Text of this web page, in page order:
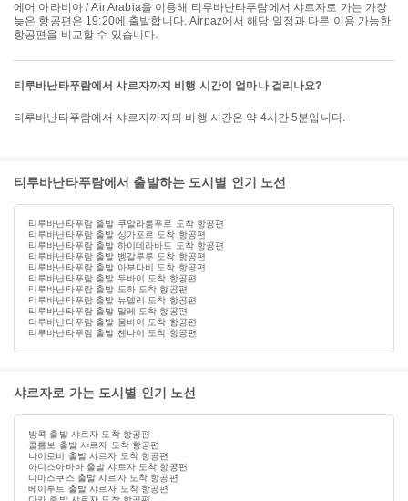
에어 아라비아 / Air Arabia을 이용해 티루바난타푸람에서 샤르자로 가는 가장
늦은 항공편은 19:20에 출발합니다. Airpaz에서 해당 일정과 다른 이용 가능한
항공편을 비교할 수 있습니다.
티루바난타푸람에서 샤르자까지 비행 시간이 얼마나 걸리나요?
티루바난타푸람에서 샤르자까지의 비행 시간은 약 4시간 5분입니다.
티루바난타푸람에서 출발하는 도시별 인기 노선
티루바난타푸람 출발 쿠알라룸푸르 도착 항공편
티루바난타푸람 출발 싱가포르 도착 항공편
티루바난타푸람 출발 하이데라바드 도착 항공편
티루바난타푸람 출발 벵갈루루 도착 항공편
티루바난타푸람 출발 아부다비 도착 항공편
티루바난타푸람 출발 두바이 도착 항공편
티루바난타푸람 출발 도하 도착 항공편
티루바난타푸람 출발 뉴델리 도착 항공편
티루바난타푸람 출발 말레 도착 항공편
티루바난타푸람 출발 뭄바이 도착 항공편
티루바난타푸람 출발 첸나이 도착 항공편
샤르자로 가는 도시별 인기 노선
방콕 출발 샤르자 도착 항공편
콜롬보 출발 샤르자 도착 항공편
나이로비 출발 샤르자 도착 항공편
아디스아바바 출발 샤르자 도착 항공편
다마스쿠스 출발 샤르자 도착 항공편
베이루트 출발 샤르자 도착 항공편